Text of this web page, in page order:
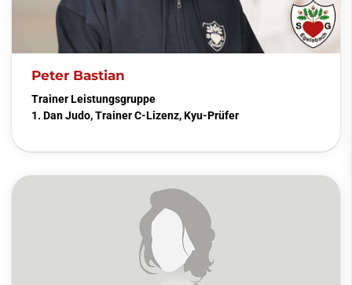
Peter Bastian
Trainer Leistungsgruppe
1. Dan Judo, Trainer C-Lizenz, Kyu-Prüfer